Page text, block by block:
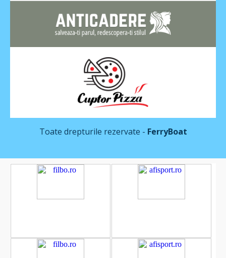
Toate drepturile rezervate - FerryBoat